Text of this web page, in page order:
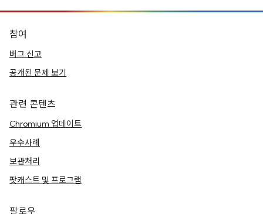
참여
버그 신고
공개된 문제 보기
관련 콘텐츠
Chromium 업데이트
우수사례
보관처리
팟캐스트 및 프로그램
팔로우